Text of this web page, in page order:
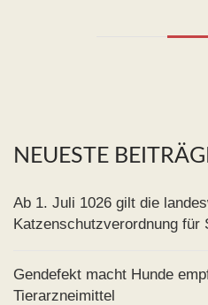
NEUESTE
Ab 1. Juli 1026 gilt die
Katzenschutzverordnung für
Gendefekt macht Hunde
Tierarzneimittel